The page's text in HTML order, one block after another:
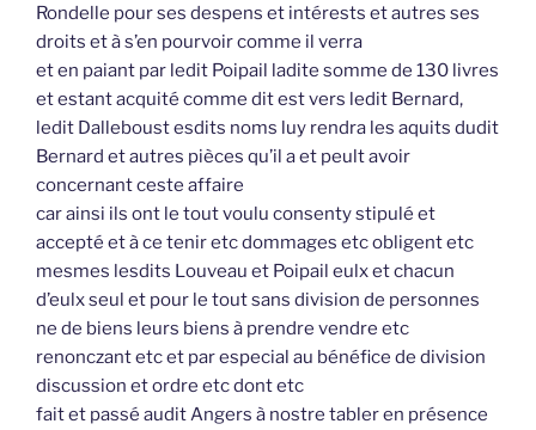
Rondelle pour ses despens et intérests et autres ses
droits et à s’en pourvoir comme il verra
et en paiant par ledit Poipail ladite somme de 130 livres
et estant acquité comme dit est vers ledit Bernard,
ledit Dalleboust esdits noms luy rendra les aquits dudit
Bernard et autres pièces qu’il a et peult avoir
concernant ceste affaire
car ainsi ils ont le tout voulu consenty stipulé et
accepté et à ce tenir etc dommages etc obligent etc
mesmes lesdits Louveau et Poipail eulx et chacun
d’eulx seul et pour le tout sans division de personnes
ne de biens leurs biens à prendre vendre etc
renonczant etc et par especial au bénéfice de division
discussion et ordre etc dont etc
fait et passé audit Angers à nostre tabler en présence